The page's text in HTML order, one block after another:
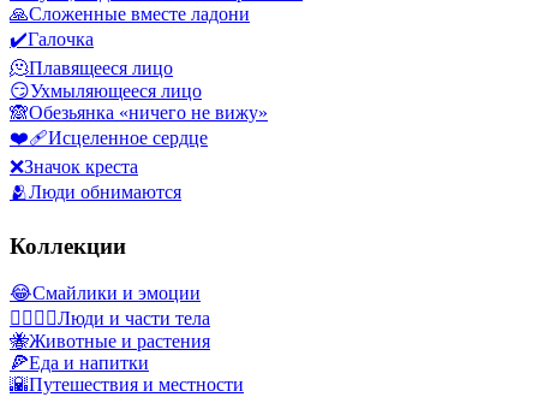
🙏Сложенные вместе ладони
✔️Галочка
🫠Плавящееся лицо
😏Ухмыляющееся лицо
🙈Обезьянка «ничего не вижу»
❤️‍🩹Исцеленное сердце
❌Значок креста
🫂Люди обнимаются
Коллекции
😂Смайлики и эмоции
👩‍❤️‍💋‍👨Люди и части тела
🐝Животные и растения
🍕Еда и напитки
🌇Путешествия и местности